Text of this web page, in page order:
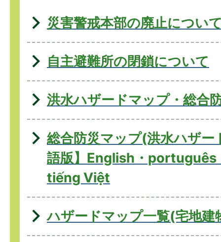
災害警戒本部の廃止につい
自主避難所の閉鎖について
洪水ハザードマップ・総合
総合防災マップ(洪水ハザー
語版】English・português
tiếng Việt
ハザードマップ一覧(宅地建